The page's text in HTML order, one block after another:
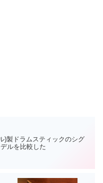
)製ドラムスティックのシグ
ルを比較した